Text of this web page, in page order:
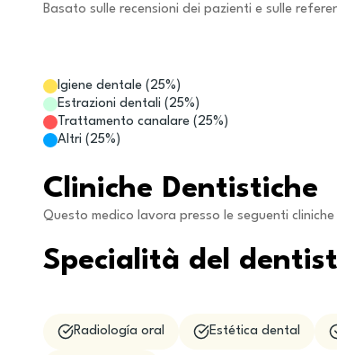
Basato sulle recensioni dei pazienti e sulle
Igiene dentale ( 25%)
Estrazioni dentali ( 25%)
Trattamento canalare ( 25%)
Altri ( 25%)
Cliniche Dentistiche
Questo medico lavora presso le seguenti
Specialità del
Radiología oral Estética dental